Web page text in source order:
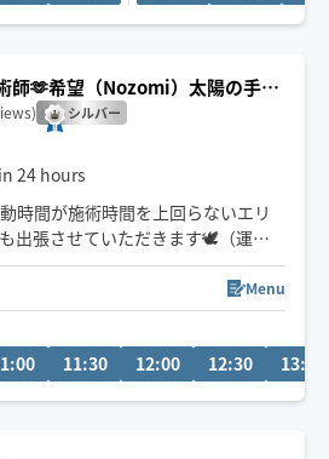
師🫶希望（Nozomi）太陽の手の
パ
シルバー
24 hours
時間が施術時間を上回らないエリ
出張させていただきます🕊️（運転
大田区のみ早着可
メッセージにて要相談
Menu
11:30 12:00 12:30 13:00